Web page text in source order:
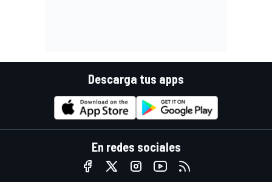
Descarga tus apps
En redes sociales